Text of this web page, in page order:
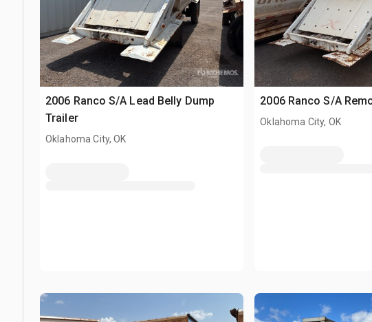
2006 Ranco S/A Lead Belly Dump
Trailer
Oklahoma City, OK
2006 Ranco S/A
Oklahoma City, OK